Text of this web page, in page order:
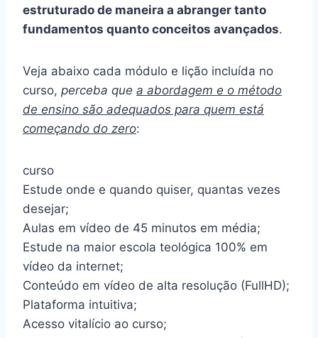
estruturado de maneira a abranger tanto
fundamentos quanto conceitos avançados.
Veja abaixo cada módulo e lição incluída no
curso, perceba que a abordagem e o método
de ensino são adequados para quem está
começando do zero:
curso
Estude onde e quando quiser, quantas vezes
desejar;
Aulas em vídeo de 45 minutos em média;
Estude na maior escola teológica 100% em
vídeo da internet;
Conteúdo em vídeo de alta resolução (FullHD);
Plataforma intuitiva;
Acesso vitalício ao curso;